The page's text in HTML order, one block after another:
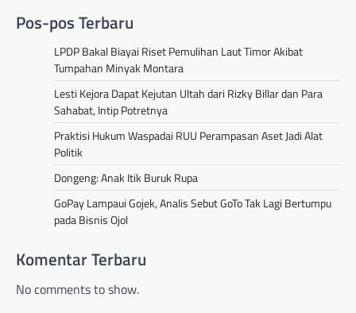
Pos-pos Terbaru
LPDP Bakal Biayai Riset Pemulihan Laut Timor Akibat
Tumpahan Minyak Montara
Lesti Kejora Dapat Kejutan Ultah dari Rizky Billar dan Para
Sahabat, Intip Potretnya
Praktisi Hukum Waspadai RUU Perampasan Aset Jadi Alat
Politik
Dongeng: Anak Itik Buruk Rupa
GoPay Lampaui Gojek, Analis Sebut GoTo Tak Lagi Bertumpu
pada Bisnis Ojol
Komentar Terbaru
No comments to show.